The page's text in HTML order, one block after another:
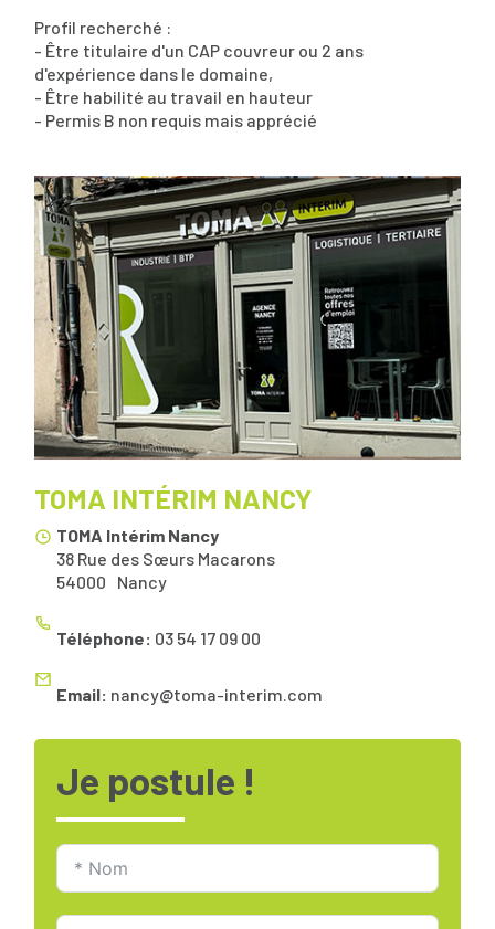
Profil recherché :
- Être titulaire d'un CAP couvreur ou 2 ans
d'expérience dans le domaine,
- Être habilité au travail en hauteur
- Permis B non requis mais apprécié
TOMA INTÉRIM NANCY
TOMA Intérim Nancy
38 Rue des Sœurs Macarons
Nancy
54000
Téléphone: 03 54 17 09 00
Email: nancy@toma-interim.com
Je postule !